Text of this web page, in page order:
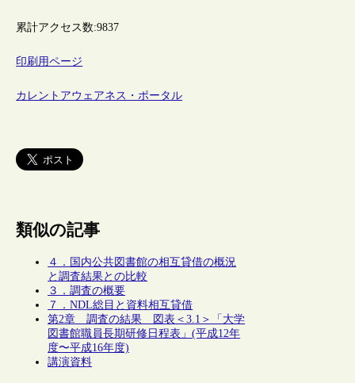
累計アクセス数:9837
印刷用ページ
カレントアウェアネス・ポータル
類似の記事
４．国内公共図書館の相互貸借の概況
と調査結果との比較
３．調査の概要
７．NDL総目と資料相互貸借
第2章 調査の結果 図表＜3.1＞「大学
図書館職員長期研修日程表」(平成12年
度〜平成16年度)
講演資料